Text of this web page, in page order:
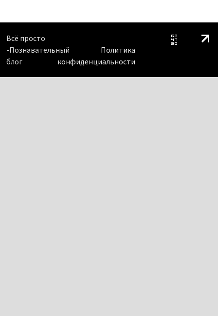
Всё просто
-Познавательный
блог
Политика
конфиденциальности